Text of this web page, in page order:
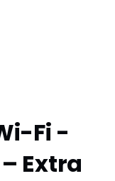
Fi -
Extra